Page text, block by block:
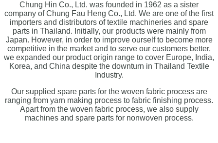
Chung Hin Co., Ltd. was founded in 1962 as a sister
company of Chung Fau Heng Co., Ltd. We are one of the first
importers and distributors of textile machineries and spare
parts in Thailand. Initially, our products were mainly from
Japan. However, in order to improve ourself to become more
competitive in the market and to serve our customers better,
we expanded our product origin range to cover Europe, India,
Korea, and China despite the downturn in Thailand Textile
Industry.
Our supplied spare parts for the woven fabric process are
ranging from yarn making process to fabric finishing process.
Apart from the woven fabric process, we also supply
machines and spare parts for nonwoven process.